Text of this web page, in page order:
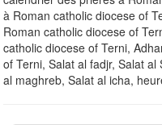
à Roman catholic diocese of
Roman catholic diocese of
catholic diocese of Terni,
of Terni, Salat al fadjr, Salat
al maghreb, Salat al icha,